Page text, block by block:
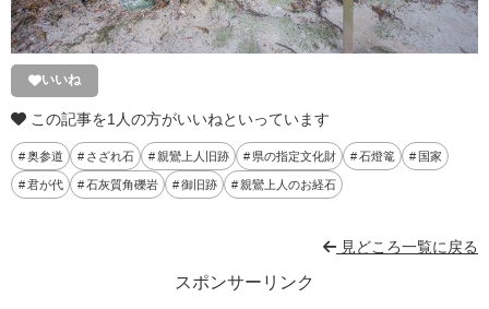
いいね
この記事を1人の方がいいねといっています
奥参道 さざれ石 親鸞上人旧跡 県の指定文化財 石燈篭 国家
君が代 石灰質角礫岩 御旧跡 親鸞上人のお経石
見どころ一覧に戻る
スポンサーリンク